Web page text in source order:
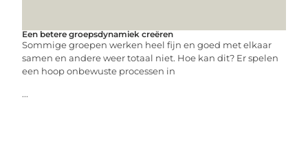
Een betere groepsdynamiek creëren
Sommige groepen werken heel fijn en goed met elkaar
samen en andere weer totaal niet. Hoe kan dit? Er spelen
een hoop onbewuste processen in
...